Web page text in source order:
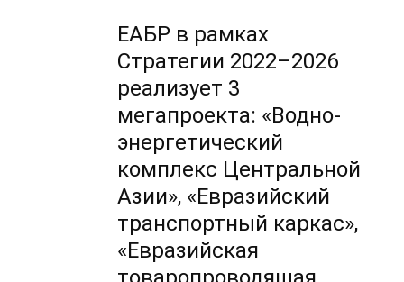
ЕАБР в рамках
Стратегии 2022–2026
реализует 3
мегапроекта: «Водно-
энергетический
комплекс Центральной
Азии», «Евразийский
транспортный каркас»,
«Евразийская